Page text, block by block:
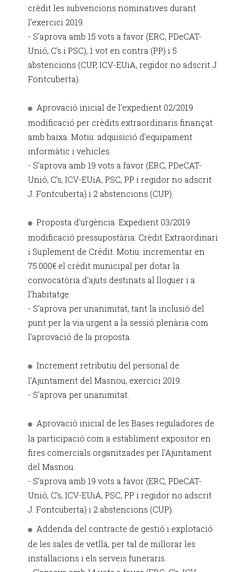
crèdit les subvencions nominatives durant
l’exercici 2019.
- S’aprova amb 15 vots a favor (ERC, PDeCAT-
Unió, C’s i PSC), 1 vot en contra (PP) i 5
abstencions (CUP, ICV-EUiA, regidor no adscrit J.
Fontcuberta).
Aprovació inicial de l'expedient 02/2019
modificació per crèdits extraordinaris finançat
amb baixa. Motiu: adquisició d’equipament
informàtic i vehicles.
- S’aprova amb 19 vots a favor (ERC, PDeCAT-
Unió, C’s, ICV-EUiA, PSC, PP i regidor no adscrit
J. Fontcuberta) i 2 abstencions (CUP).
Proposta d'urgència. Expedient 03/2019
modificació pressupostària: Crèdit Extraordinari
i Suplement de Crèdit. Motiu: incrementar en
75.000€ el crèdit municipal per dotar la
convocatòria d'ajuts destinats al lloguer i a
l'habitatge.
- S'aprova per unanimitat, tant la inclusió del
punt per la via urgent a la sessió plenària com
l'aprovació de la proposta.
Increment retributiu del personal de
l’Ajuntament del Masnou, exercici 2019.
- S’aprova per unanimitat.
Aprovació inicial de les Bases reguladores de
la participació com a establiment expositor en
fires comercials organitzades per l'Ajuntament
del Masnou.
- S’aprova amb 19 vots a favor (ERC, PDeCAT-
Unió, C’s, ICV-EUiA, PSC, PP i regidor no adscrit
J. Fontcuberta) i 2 abstencions (CUP).
Addenda del contracte de gestió i explotació
de les sales de vetlla, per tal de millorar les
instal·lacions i els serveis funeraris.